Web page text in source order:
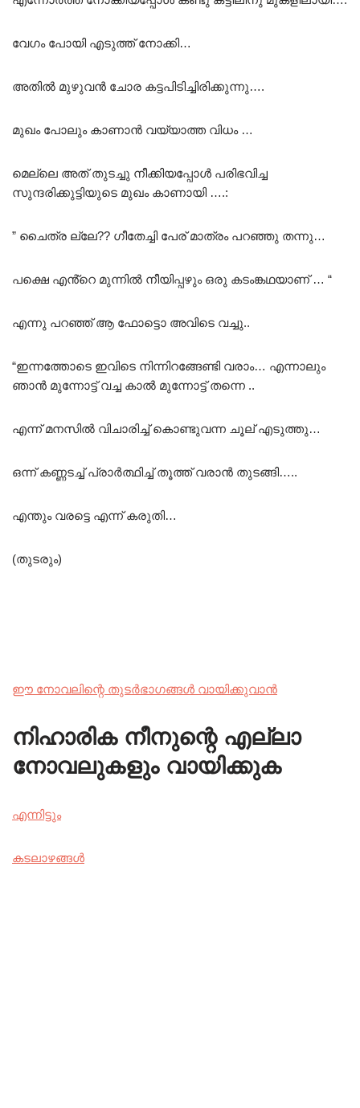
വേഗം പോയി എടുത്ത് നോക്കി…
അതിൽ മുഴുവൻ ചോര കട്ടപിടിച്ചിരിക്കുന്നു….
മുഖം പോലും കാണാൻ വയ്യാത്ത വിധം …
മെല്ലെ അത് തുടച്ചു നീക്കിയപ്പോൾ പരിഭവിച്ച
സുന്ദരിക്കുട്ടിയുടെ മുഖം കാണായി ….:
” ചൈത്ര ല്ലേ?? ഗീതേച്ചി പേര് മാത്രം പറഞ്ഞു തന്നു…
പക്ഷെ എൻ്റെ മുന്നിൽ നീയിപ്പഴും ഒരു കടംങ്കഥയാണ് … “
എന്നു പറഞ്ഞ് ആ ഫോട്ടൊ അവിടെ വച്ചു..
“ഇന്നത്തോടെ ഇവിടെ നിന്നിറങ്ങേണ്ടി വരാം… എന്നാലും
ഞാൻ മുന്നോട്ട് വച്ച കാൽ മുന്നോട്ട് തന്നെ ..
എന്ന് മനസിൽ വിചാരിച്ച് കൊണ്ടുവന്ന ചൂല് എടുത്തു…
ഒന്ന് കണ്ണടച്ച് പ്രാർത്ഥിച്ച് തൂത്ത് വരാൻ തുടങ്ങി…..
എന്തും വരട്ടെ എന്ന് കരുതി…
(തുടരും)
ഈ നോവലിന്റെ തുടർഭാഗങ്ങൾ വായിക്കുവാൻ
നിഹാരിക നീനുന്റെ എല്ലാ
നോവലുകളും വായിക്കുക
എന്നിട്ടും
കടലാഴങ്ങൾ